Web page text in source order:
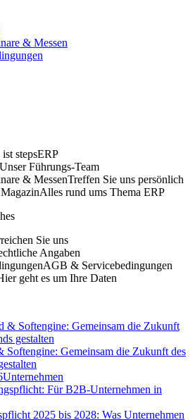
& Messen
ist stepsERP
Unser Führungs-Team
& MessenTreffen Sie uns persönlich
Alles rund ums Thema ERP
Sie uns
Angaben
AGB & Servicebedingungen
geht es um Ihre Daten
Softengine: Gemeinsam die Zukunft des
Unternehmen
2025 bis 2028: Was Unternehmen